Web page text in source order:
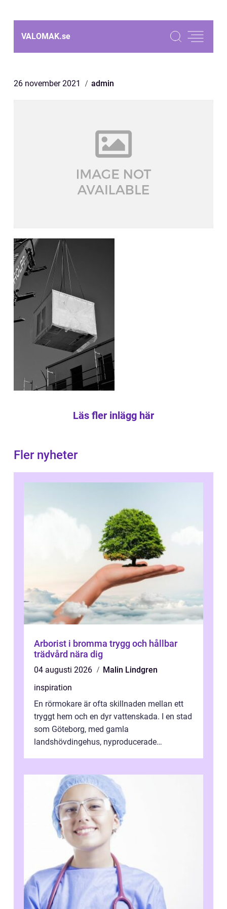
VALOMAK.se
26 november 2021 admin
Läs fler inlägg här
Fler nyheter
Arborist i bromma trygg och hållbar
trädvård nära dig
04 augusti 2026
Malin Lindgren
inspiration
En rörmokare är ofta skillnaden mellan ett
tryggt hem och en dyr vattenskada. I en stad
som Göteborg, med gamla
landshövdingehus, nyproducerade